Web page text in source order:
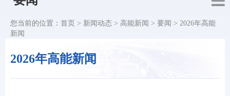
2026年高能新闻
您当前的位置： 首页 > 新闻动态 > 高能新闻 > 要闻 > 2026年高能
新闻